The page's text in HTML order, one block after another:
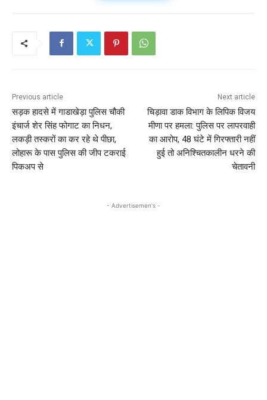
Previous article
सड़क हादसे में गाडाखेड़ा पुलिस चौकी
इंचार्ज शेर सिंह फोगाट का निधन,
लकड़ी तस्करों का कर रहे थे पीछा,
लोहारू के पास पुलिस की जीप टकराई
पिकअप से
Next article
चिड़ावा डाक विभाग के लिपिक विजय
मीणा पर हमला: पुलिस पर लापरवाही
का आरोप, 48 घंटे में गिरफ्तारी नहीं
हुई तो अनिश्चितकालीन धरने की
चेतावनी
- Advertisemen's -